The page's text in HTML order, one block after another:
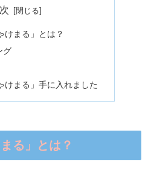
けまる」とは？
グ
けまる」手に入れました
る」とは？